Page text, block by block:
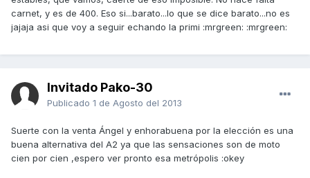
carnet, y es de 400. Eso si...barato...lo que se dice barato...no es
jajaja asi que voy a seguir echando la primi :mrgreen: :mrgreen:
Invitado Pako-30
Publicado 1 de Agosto del 2013
Suerte con la venta Ángel y enhorabuena por la elección es una
buena alternativa del A2 ya que las sensaciones son de moto
cien por cien ,espero ver pronto esa metrópolis :okey